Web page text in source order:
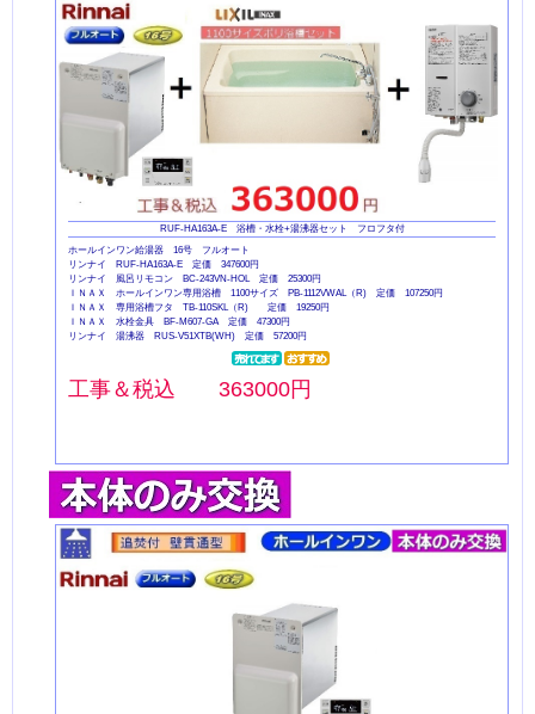
RUF-HA163A-E 浴槽・水栓+湯沸器セット フロフタ付
ホールインワン給湯器 16号 フルオート
リンナイ RUF-HA163A-E 定価 347600円
リンナイ 風呂リモコン BC-243VN-HOL 定価 25300円
ＩＮＡＸ ホールインワン専用浴槽 1100サイズ PB-1112VWAL（R) 定価 107250円
ＩＮＡＸ 専用浴槽フタ TB-110SKL（R) 定価 19250円
ＩＮＡＸ 水栓金具 BF-M607-GA 定価 47300円
リンナイ 湯沸器 RUS-V51XTB(WH) 定価 57200円
工事＆税込 363000円